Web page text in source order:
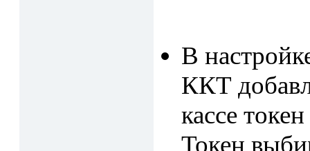
В
ККТ
кассе
Токен